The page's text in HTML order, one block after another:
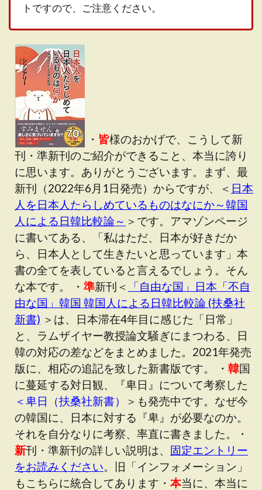
トですので、ご注意ください。
・ 皆様のおかげで、こうして新
刊・準新刊のご紹介ができること、本当に誇り
に思います。ありがとうございます。まず、最
新刊（2022年6月1日発売）からですが、＜ 日本
人を日本人たらしめているものはなにか～韓国
人による日韓比較論～ ＞です。アマゾンページ
に書いてある、「私はただ、日本が好きだか
ら、日本人として生きたいと思っています」本
書の全てを表していると言えるでしょう。そん
な本です。 ・ 準新刊＜
「自由な国」日本「不自
由な国」韓国 韓国人による日韓比較論 (扶桑社
新書) ＞は、日本滞在4年目に感じた「日常」
と、ラムザイヤー教授論文騒ぎにまつわる、日
韓の対応の差などをまとめました。2021年発売
版に、相応の追記を致した新書版です。 ・ 韓国
に蔓延する対日観、『卑日』について考察した
＜卑日（扶桑社新書）
＞も発売中です。なぜ今
の韓国に、日本に対する『卑』が必要なのか。
それを自分なりに考察、率直に書きました。・
新刊・準新刊の詳しい説明は、 固定エントリー
をお読みください。旧「インフォメーション」
もこちらに統合してあります・ 本当に、本当に